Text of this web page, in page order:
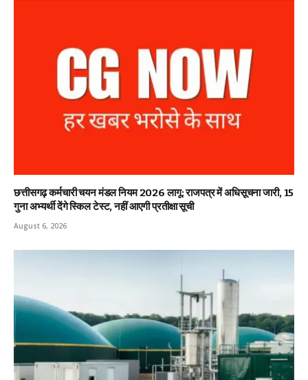
छत्तीसगढ़ कर्मचारी चयन मंडल नियम 2026 लागू: राजपत्र में अधिसूचना जारी, 15
गुना अभ्यर्थी देंगे स्किल टेस्ट, नहीं आएगी प्रतीक्षा सूची
August 6, 2026